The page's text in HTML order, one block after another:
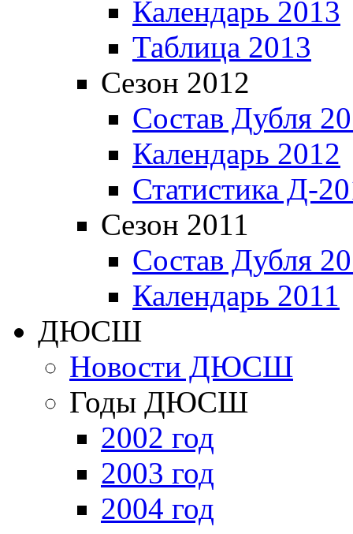
Календарь 2013
Таблица 2013
Сезон 2012
Состав Дубля
Календарь 2012
Статистика Д-
Сезон 2011
Состав Дубля
Календарь 2011
ДЮСШ
Новости ДЮСШ
Годы ДЮСШ
2002 год
2003 год
2004 год